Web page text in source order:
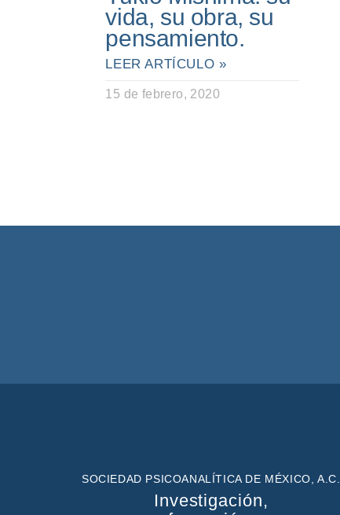
vida, su obra, su
pensamiento.
LEER ARTÍCULO »
15 de febrero, 2020
SOCIEDAD PSICOANALÍTICA DE MÉXICO, A.C.
Investigación,